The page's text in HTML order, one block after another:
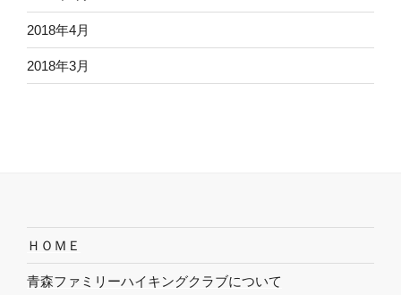
2018年4月
2018年3月
ＨＯＭＥ
青森ファミリーハイキングクラブについて